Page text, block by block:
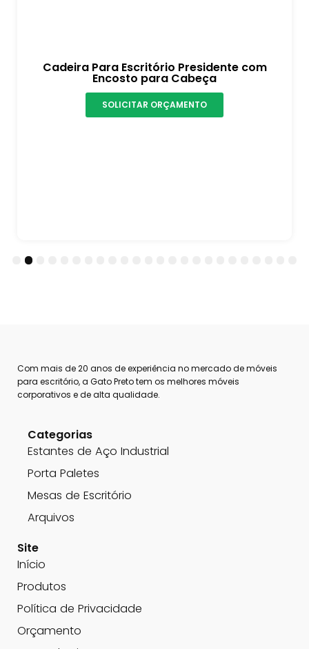
Cadeira Para Escritório Presidente com
Encosto para Cabeça
SOLICITAR ORÇAMENTO
5
Com mais de 20 anos de experiência no mercado de móveis
para escritório, a Gato Preto tem os melhores móveis
corporativos e de alta qualidade.
Categorias
Estantes de Aço Industrial
Porta Paletes
Mesas de Escritório
Arquivos
Site
Início
Produtos
Política de Privacidade
Orçamento